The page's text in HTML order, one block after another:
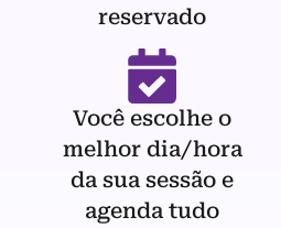
reservado
Você escolhe o
melhor dia/hora
da sua sessão e
agenda tudo